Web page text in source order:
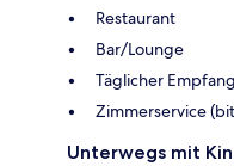
Restaurant
Bar/Lounge
Täglicher
Zimmerservice
Unterwegs mit